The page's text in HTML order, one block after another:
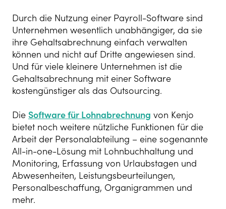
Durch die Nutzung einer Payroll-Software sind
Unternehmen wesentlich unabhängiger, da sie
ihre Gehaltsabrechnung einfach verwalten
können und nicht auf Dritte angewiesen sind.
Und für viele kleinere Unternehmen ist die
Gehaltsabrechnung mit einer Software
kostengünstiger als das Outsourcing.
Die Software für Lohnabrechnung von Kenjo
bietet noch weitere nützliche Funktionen für die
Arbeit der Personalabteilung – eine sogenannte
All-in-one-Lösung mit Lohnbuchhaltung und
Monitoring, Erfassung von Urlaubstagen und
Abwesenheiten, Leistungsbeurteilungen,
Personalbeschaffung, Organigrammen und
mehr.